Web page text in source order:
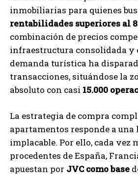
inmobiliarias para quienes
rentabilidades superiores al
combinación de precios
infraestructura consolidada y
demanda turística ha
transacciones, situándose la
absoluto con casi 15.000
La estrategia de compra
apartamentos responde a
implacable. Por ello, cada vez
procedentes de España,
apuestan por JVC como base